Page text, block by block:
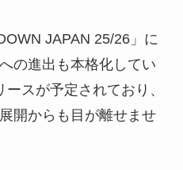
JAPAN 25/26」に
の進出も本格化してい
スが予定されており、
開からも目が離せませ